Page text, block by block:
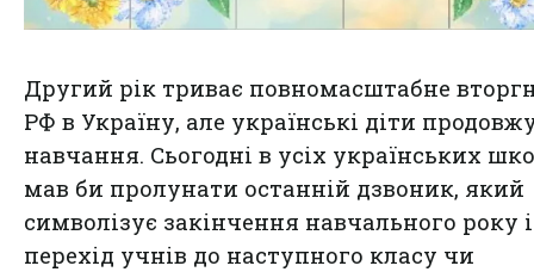
Другий рік триває повномасштабне
РФ в Україну, але українські діти
навчання. Сьогодні в усіх українських
мав би пролунати останній дзвоник, який
символізує закінчення навчального року і
перехід учнів до наступного класу чи